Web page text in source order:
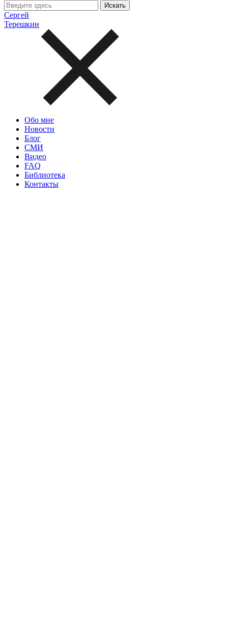
Сергей
Терешкин
Обо мне
Новости
Блог
СМИ
Видео
FAQ
Библиотека
Контакты